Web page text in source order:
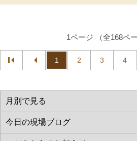
1ページ （全168ペー
1 2 3 4